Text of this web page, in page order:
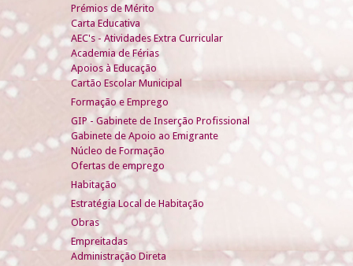
Prémios de Mérito
Carta Educativa
AEC's - Atividades Extra Curricular
Academia de Férias
Apoios à Educação
Cartão Escolar Municipal
Formação e Emprego
GIP - Gabinete de Inserção Profissional
Gabinete de Apoio ao Emigrante
Núcleo de Formação
Ofertas de emprego
Habitação
Estratégia Local de Habitação
Obras
Empreitadas
Administração Direta